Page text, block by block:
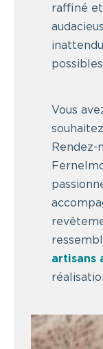
raffiné
Vous
Rendez-
artisans